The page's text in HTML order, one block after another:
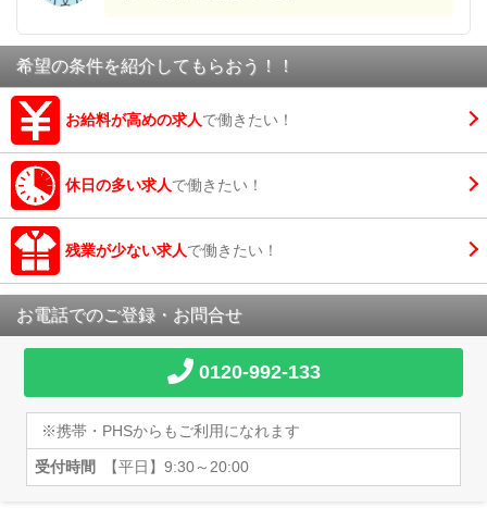
希望の条件を紹介してもらおう！！
お給料が高めの求人で働きたい！
休日の多い求人で働きたい！
残業が少ない求人で働きたい！
お電話でのご登録・お問合せ
0120-992-133
※携帯・PHSからもご利用になれます
受付時間 【平日】9:30～20:00